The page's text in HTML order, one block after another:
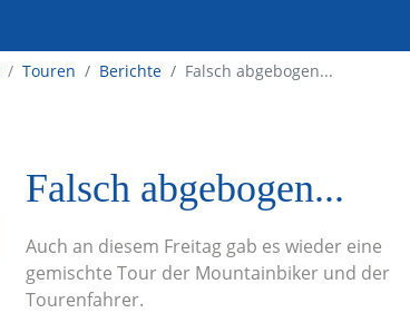
/ Touren Berichte Falsch abgebogen...
Falsch abgebogen...
Auch an diesem Freitag gab es wieder eine
gemischte Tour der Mountainbiker und der
Tourenfahrer.